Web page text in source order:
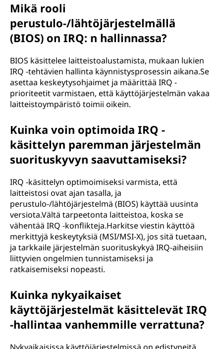
Mikä rooli
perustulo-/lähtöjärjestelmällä
(BIOS) on IRQ: n hallinnassa?
BIOS käsittelee laitteistoalustamista, mukaan lukien
IRQ -tehtävien hallinta käynnistysprosessin aikana.Se
asettaa keskeytysohjaimet ja määrittää IRQ -
prioriteetit varmistaen, että käyttöjärjestelmän vakaa
laitteistoympäristö toimii oikein.
Kuinka voin optimoida IRQ -
käsittelyn paremman järjestelmän
suorituskyvyn saavuttamiseksi?
IRQ -käsittelyn optimoimiseksi varmista, että
laitteistosi ovat ajan tasalla, ja
perustulo-/lähtöjärjestelmä (BIOS) käyttää uusinta
versiota.Vältä tarpeetonta laitteistoa, koska se
vähentää IRQ -konflikteja.Harkitse viestin käyttöä
merkittyjä keskeytyksiä (MSI/MSI-X), jos sitä tuetaan,
ja tarkkaile järjestelmän suorituskykyä IRQ-aiheisiin
liittyvien ongelmien tunnistamiseksi ja
ratkaisemiseksi nopeasti.
Kuinka nykyaikaiset
käyttöjärjestelmät käsittelevät IRQ
-hallintaa vanhemmille verrattuna?